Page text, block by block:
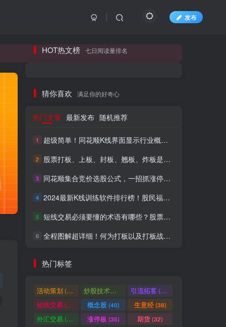
发布
新各大精品创业项目！
HOT热文榜 七日阅读量排名
猜你喜欢 满足你的好奇心
热门文章 最新发布 随机推荐
1 超级简单！同花顺K线界面显示行业概念指标代码图解
2 股票打板、上板、封板、翘板、炸板是什么意思？炒股你必须懂的暗语！
3 同花顺集合竞价选股公式，一招抓涨停让你秒变打板高手！
4 2024最新K线训练软件排行榜！股民福利，十款专业分析工具全揭秘！
5 短线交易必须要懂的术语有哪些？股票分时水上、水下是什么意思？
6 全程图解超详细！何为打板以及打板战法的精髓
热门标签
活动策划(49) 炒股技术指标 (48)引流拓客(46)
短线交易(40) 概念股(40) 生意经(38)
外汇交易 (37) 涨停板 (35) 期货(32)
登录 注册
七日阅读量排名